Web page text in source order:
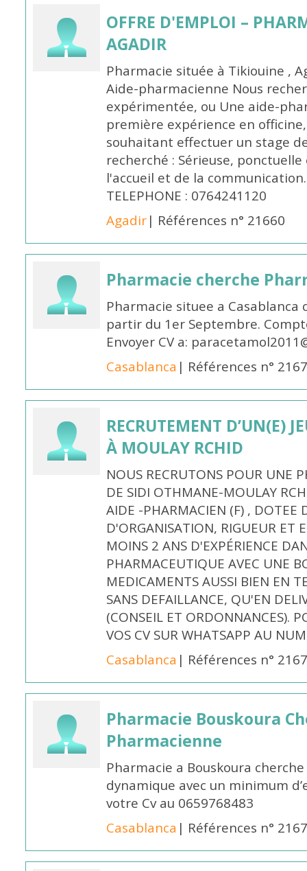
OFFRE D'EMPLOI –
AGADIR
Pharmacie située à Tikiouine ,
Aide-pharmacienne Nous
expérimentée, ou Une aide-
première expérience en
souhaitant effectuer un stage
recherché : Sérieuse,
l'accueil et de la
TELEPHONE : 0764241120
Agadir| Références n° 21660
Pharmacie cherche
Pharmacie situee a
partir du 1er Septembre.
Envoyer CV a:
Casablanca | Références n°
RECRUTEMENT D’UN(E)
À MOULAY RCHID
NOUS RECRUTONS POUR UNE
DE SIDI OTHMANE-MOULAY
AIDE -PHARMACIEN (F) , DOTEE
D'ORGANISATION, RIGUEUR ET
MOINS 2 ANS D'EXPÉRIENCE
PHARMACEUTIQUE AVEC UNE
MEDICAMENTS AUSSI BIEN EN
SANS DEFAILLANCE, QU'EN
(CONSEIL ET ORDONNANCES).
VOS CV SUR WHATSAPP AU
Casablanca | Références n°
Pharmacie Bouskoura
Pharmacienne
Pharmacie a Bouskoura
dynamique avec un minimum
votre Cv au 0659768483
Casablanca | Références n°